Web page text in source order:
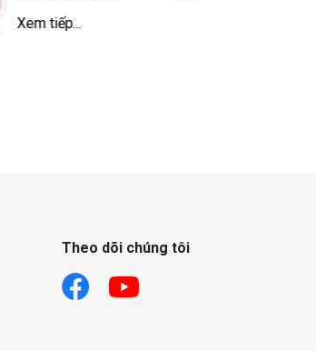
Xem tiếp...
Theo dõi chúng tôi